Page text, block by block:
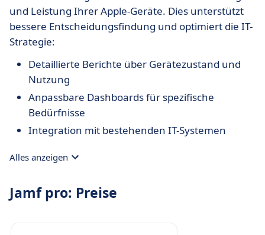
und Leistung Ihrer Apple-Geräte. Dies unterstützt
bessere Entscheidungsfindung und optimiert die IT-
Strategie:
Detaillierte Berichte über Gerätezustand und
Nutzung
Anpassbare Dashboards für spezifische
Bedürfnisse
Integration mit bestehenden IT-Systemen
Alles anzeigen
Jamf pro: Preise